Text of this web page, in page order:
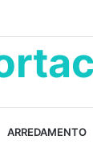
ARREDAMENTO